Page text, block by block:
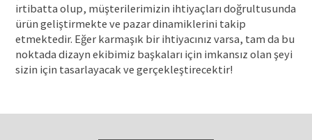
irtibatta olup, müşterilerimizin ihtiyaçları doğrultusunda
ürün geliştirmekte ve pazar dinamiklerini takip
etmektedir. Eğer karmaşık bir ihtiyacınız varsa, tam da bu
noktada dizayn ekibimiz başkaları için imkansız olan şeyi
sizin için tasarlayacak ve gerçekleştirecektir!